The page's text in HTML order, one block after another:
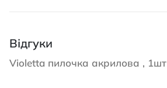
Відгуки
Violetta пилочка акрилова , 1шт